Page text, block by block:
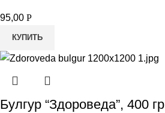
95,00 Р
КУПИТЬ
Булгур “Здороведа”, 400 гр